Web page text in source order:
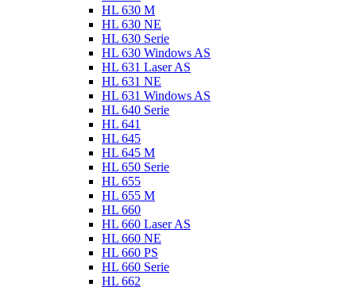
HL 630 M
HL 630 NE
HL 630 Serie
HL 630 Windows AS
HL 631 Laser AS
HL 631 NE
HL 631 Windows AS
HL 640 Serie
HL 641
HL 645
HL 645 M
HL 650 Serie
HL 655
HL 655 M
HL 660
HL 660 Laser AS
HL 660 NE
HL 660 PS
HL 660 Serie
HL 662